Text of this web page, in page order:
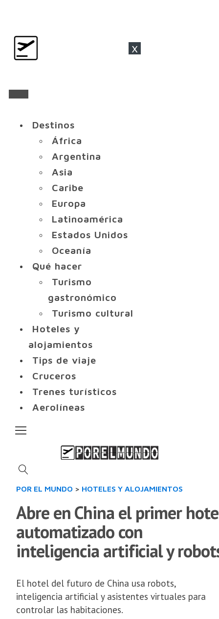
x
Destinos
África
Argentina
Asia
Caribe
Europa
Latinoamérica
Estados Unidos
Oceanía
Qué hacer
Turismo
gastronómico
Turismo cultural
Hoteles y
alojamientos
Tips de viaje
Cruceros
Trenes turísticos
Aerolíneas
POR EL MUNDO > HOTELES Y ALOJAMIENTOS
Abre en China el primer
automatizado con
inteligencia artificial y
El hotel del futuro de China usa robots,
inteligencia artificial y asistentes virtuales para
controlar las habitaciones.